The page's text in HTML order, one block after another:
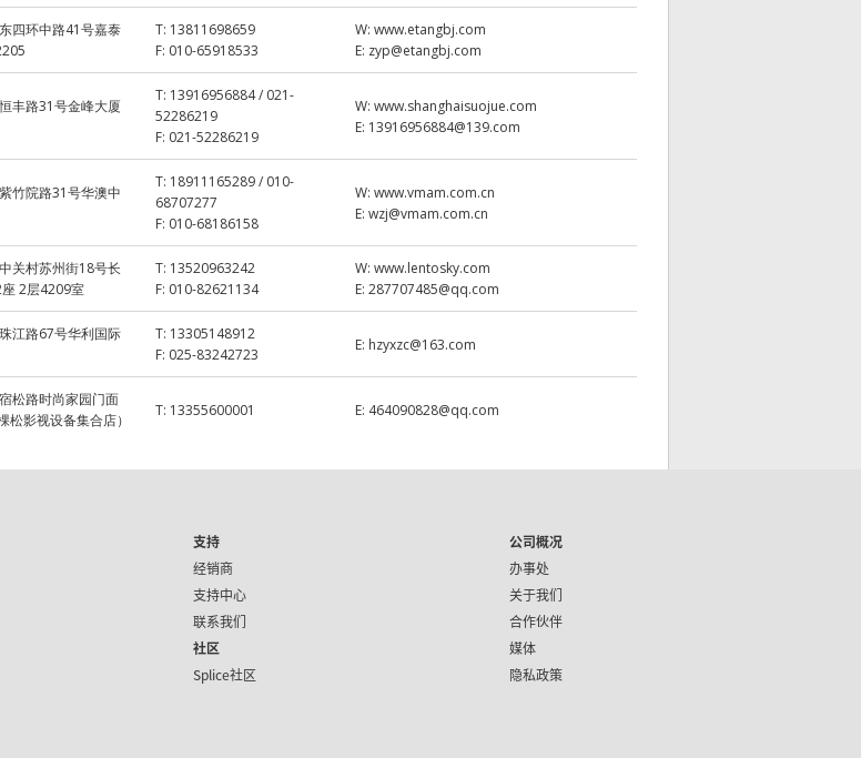
四环中路41号嘉泰
T: 13811698659
F: 010-65918533
W:www.etangbj.com
E: zyp@etangbj.com
丰路31号金峰大厦
T: 13916956884 / 021-
52286219
F: 021-52286219
W:www.shanghaisuojue.com
E: 13916956884@139.com
竹院路31号华澳中
T: 18911165289 / 010-
68707277
F: 010-68186158
W:www.vmam.com.cn
E:wzj@vmam.com.cn
关村苏州街18号长
2层4209室
T: 13520963242
F: 010-82621134
W:www.lentosky.com
E:287707485@qq.com
江路67号华利国际
T: 13305148912
F: 025-83242723
E: hzyxzc@163.com
松路时尚家园门面
松影视设备集合店）
T: 13355600001 E: 464090828@qq.com
支持
经销商
支持中心
联系我们
社区
Splice社区
公司概况
办事处
关于我们
合作伙伴
媒体
隐私政策